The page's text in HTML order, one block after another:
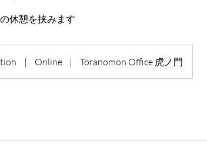
休憩を挟みます
| Online | Toranomon Office 虎ノ門